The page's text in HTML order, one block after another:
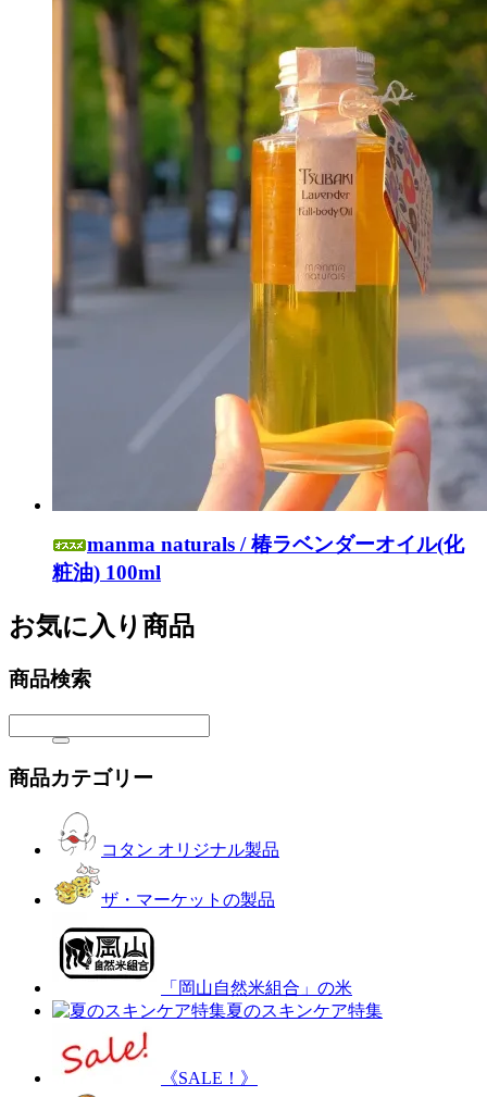
manma naturals / 椿ラベンダーオイル(化
粧油) 100ml
お気に入り商品
商品検索
商品カテゴリー
コタン オリジナル製品
ザ・マーケットの製品
「岡山自然米組合」の米
夏のスキンケア特集
《SALE！》